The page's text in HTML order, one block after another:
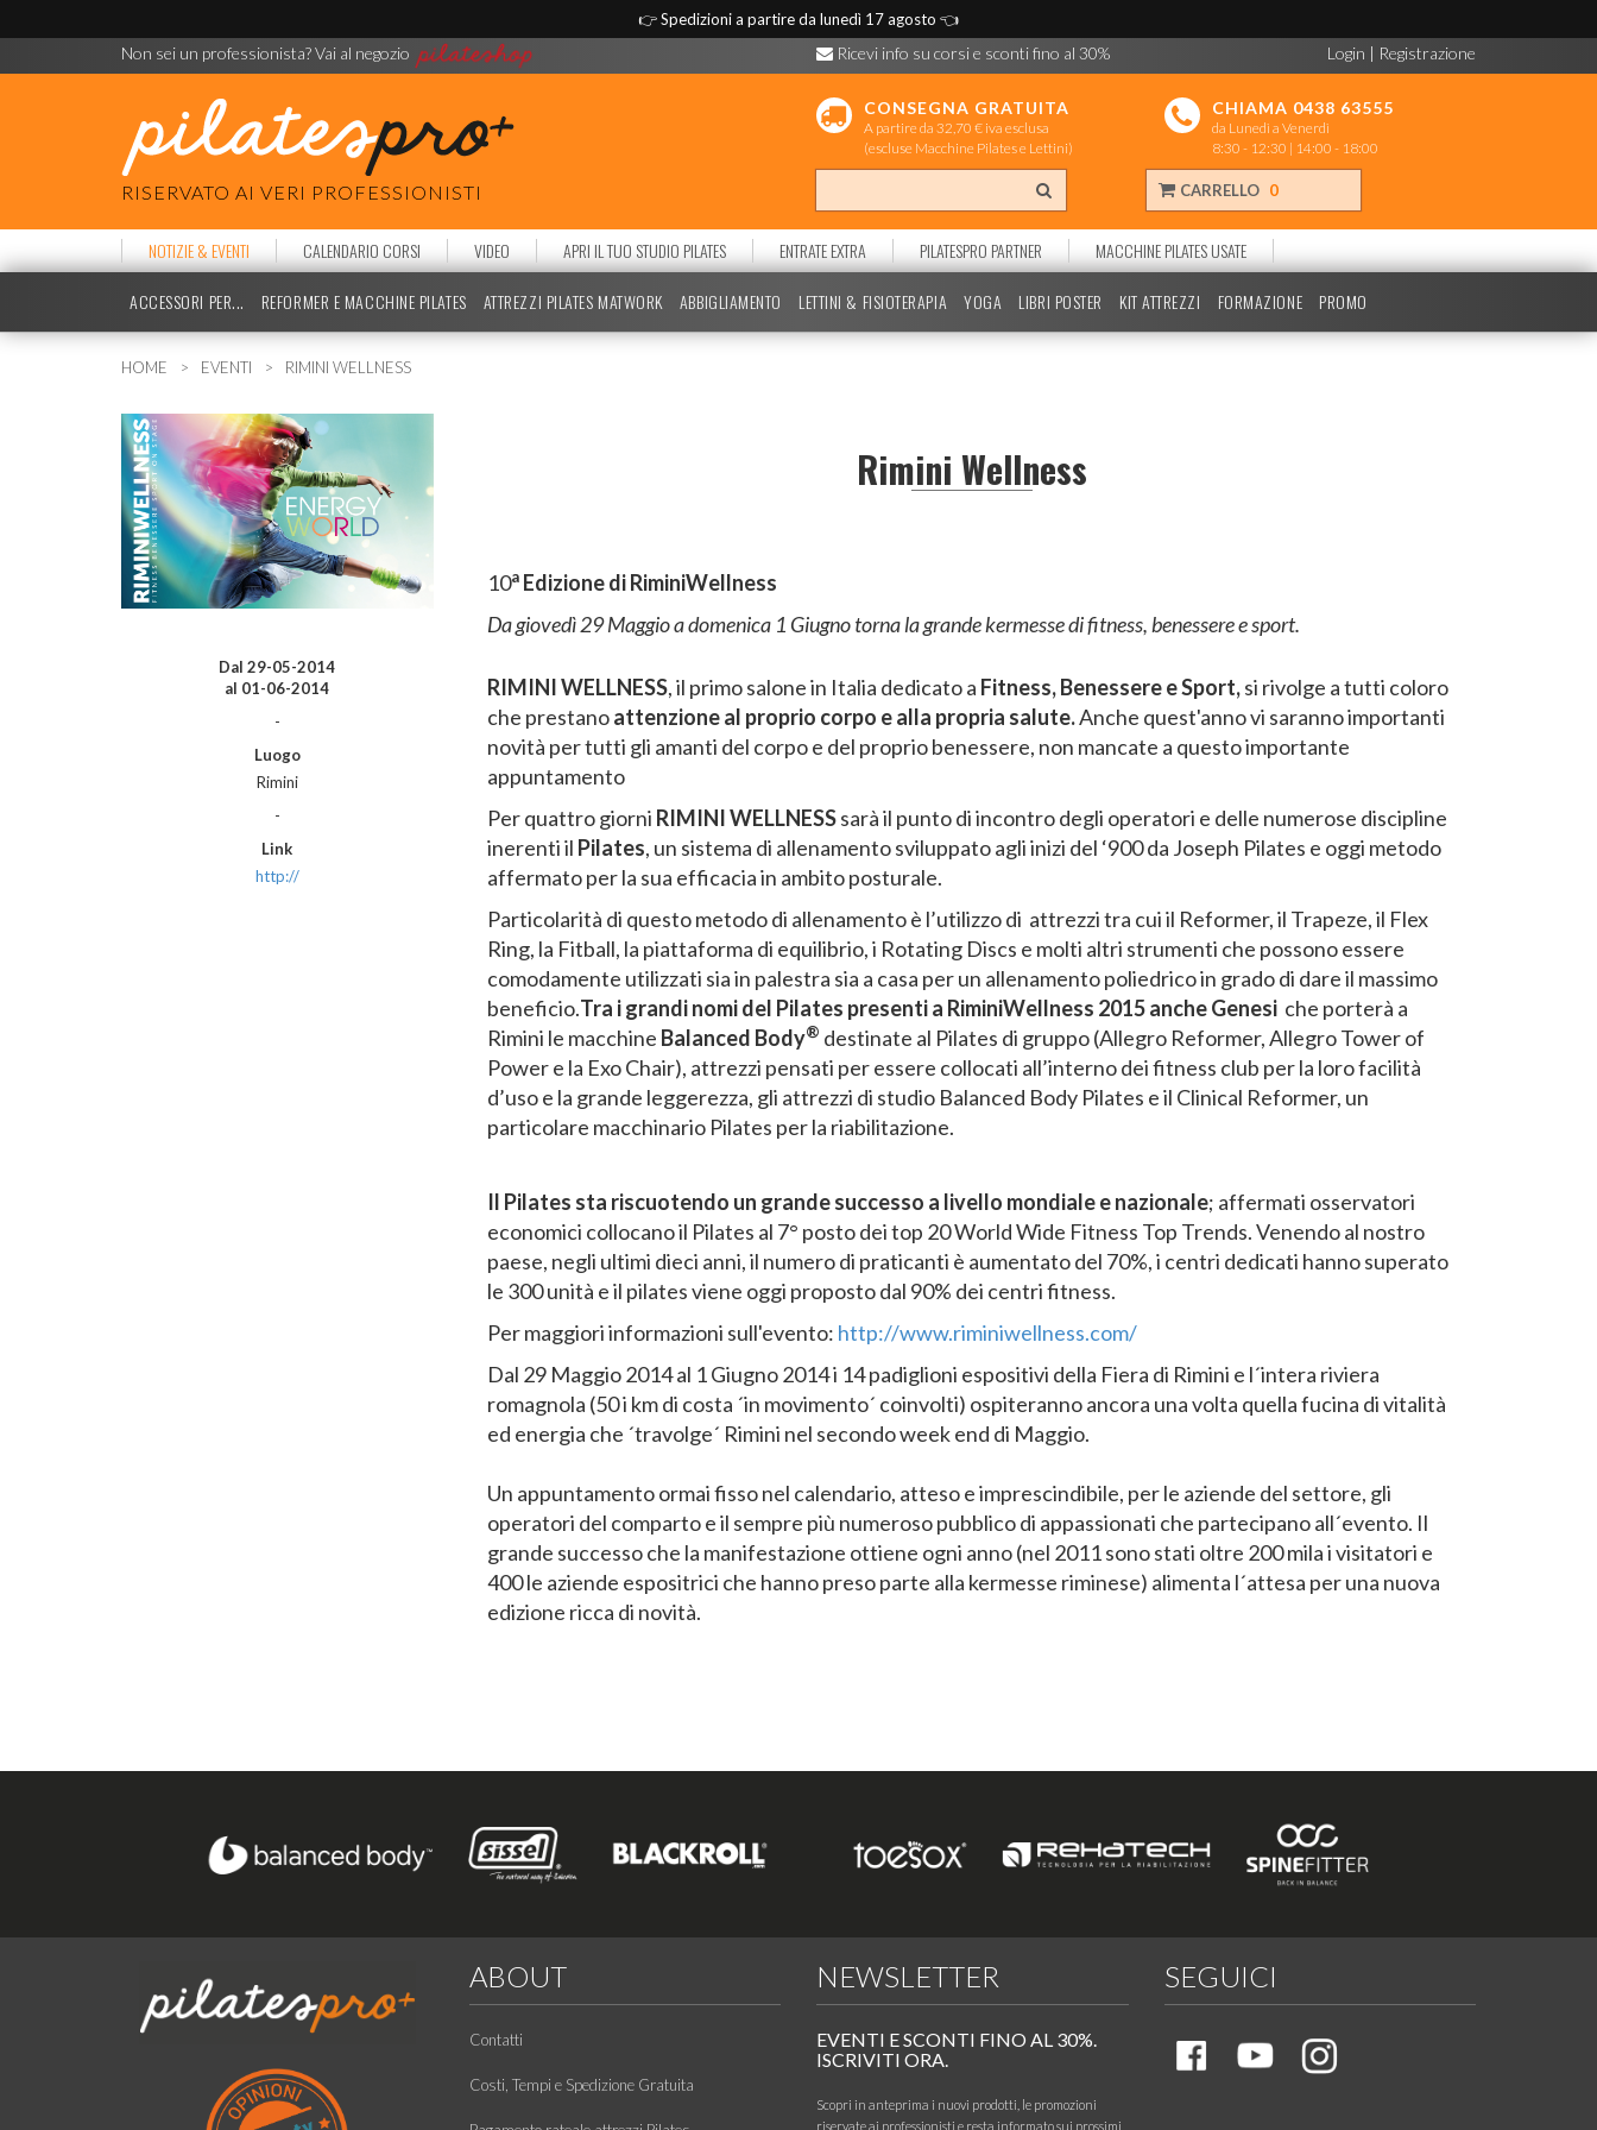
👉Spedizioni a partire da lunedì 17 agosto 👈
Non sei un professionista? Vai al negozio Ricevi info su corsi e sconti fino al 30% Login | Registrazione
RISERVATO AI VERI PROFESSIONISTI
CONSEGNA GRATUITA
A partire da 32,70 € iva esclusa
(escluse Macchine Pilates e Lettini)
CHIAMA 0438 63555
da Lunedì a Venerdì
8:30 - 12:30 | 14:00 - 18:00
CARRELLO 0
NOTIZIE & EVENTI CALENDARIO CORSI VIDEO APRI IL TUO STUDIO PILATES ENTRATE EXTRA PILATESPRO PARTNER MACCHINE PILATES USATE
ACCESSORI PER... REFORMER E MACCHINE PILATES ATTREZZI PILATES MATWORK ABBIGLIAMENTO LETTINI & FISIOTERAPIA YOGA LIBRI POSTER KIT ATTREZZI FORMAZIONE PROMO
HOME EVENTI RIMINI WELLNESS
Dal29-05-2014
al 01-06-2014
-
Luogo
Rimini
-
Link
http://
Rimini Wellness
10aEdizione di RiminiWellness
Da giovedì 29 Maggio a domenica 1 Giugno​ torna la grande kermesse di fitness, benessere e sport.
RIMINI WELLNESS, il primo salone in Italia dedicato a Fitness, Benessere e Sport,si rivolge a tutti coloro
che prestanoattenzione al proprio corpo e alla propria salute.Anche quest'anno vi saranno importanti
novità per tutti gli amanti del corpo e del proprio benessere, non mancate a questo importante
appuntamento
Per quattro giorni RIMINI WELLNESSsarà il punto di incontro degli operatori e delle numerose discipline
inerenti il Pilates, un sistema di allenamento sviluppato agli inizi del ‘900 da Joseph Pilates e oggi metodo
affermato per la sua efficacia in ambito posturale.
Particolarità di questo metodo di allenamento è l’utilizzo di attrezzi tra cui il Reformer, il Trapeze, il Flex
Ring, la Fitball, la piattaforma di equilibrio, i Rotating Discs e molti altri strumenti che possono essere
comodamente utilizzati sia in palestra sia a casa per un allenamento poliedrico in grado di dare il massimo
beneficio.Tra i grandi nomi del Pilates presenti a RiminiWellness 2015 anche Genesi che porterà a
Rimini le macchine Balanced Body® destinate al Pilates di gruppo (Allegro Reformer, Allegro Tower of
Power e la Exo Chair), attrezzi pensati per essere collocati all’interno dei fitness club per la loro facilità
d’uso e la grande leggerezza, gli attrezzi di studio Balanced Body Pilates e il Clinical Reformer, un
particolare macchinario Pilates per la riabilitazione.
Il Pilates sta riscuotendo un grande successo a livello mondiale e nazionale; affermati osservatori
economici collocano il Pilates al 7° posto dei top 20 World Wide Fitness Top Trends. Venendo al nostro
paese, negli ultimi dieci anni, il numero di praticanti è aumentato del 70%, i centri dedicati hanno superato
le 300 unità e il pilates viene oggi proposto dal 90% dei centri fitness.
Per maggiori informazioni sull'evento: http://www.riminiwellness.com/
Dal 29 Maggio 2014 al 1 Giugno 2014 i 14 padiglioni espositivi della Fiera di Rimini e l´intera riviera
romagnola (50 i km di costa ´in movimento´ coinvolti) ospiteranno ancora una volta quella fucina di vitalità
ed energia che ´travolge´ Rimini nel secondo week end di Maggio.
Un appuntamento ormai fisso nel calendario, atteso e imprescindibile, per le aziende del settore, gli
operatori del comparto e il sempre più numeroso pubblico di appassionati che partecipano all´evento. Il
grande successo che la manifestazione ottiene ogni anno (nel 2011 sono stati oltre 200 mila i visitatori e
400 le aziende espositrici che hanno preso parte alla kermesse riminese) alimenta l´attesa per una nuova
edizione ricca di novità.
ABOUT
Contatti
Costi, Tempi e Spedizione Gratuita
NEWSLETTER
EVENTI E SCONTI FINO AL 30%.
ISCRIVITI ORA.
Scopri in anteprima i nuovi prodotti, le promozioni
riservate ai professionisti e resta informato sui prossimi
SEGUICI